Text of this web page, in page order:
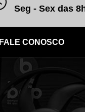
Seg - Sex das
FALE CONOSCO